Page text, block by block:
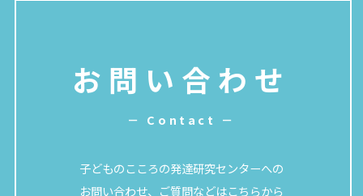
お問い合わせ
－ Contact －
子どものこころの発達研究センターへの
お問い合わせ、ご質問などはこちらから